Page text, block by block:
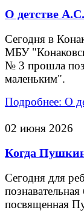
О детстве
Сегодня в
МБУ
№ 3 прошла
маленьким".
Подробнее: О
02 июня 2026
Когда
Сегодня для
посвященная